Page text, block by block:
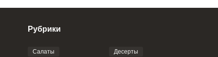
Рубрики
Салаты Десерты